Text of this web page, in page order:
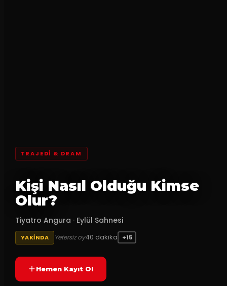
TRAJEDI & DRAM
Kişi Nasıl Olduğu Kimse
Olur?
Tiyatro Angura · Eylül Sahnesi
YAKINDA Yetersiz oy40 dakika +15
Hemen Kayıt Ol